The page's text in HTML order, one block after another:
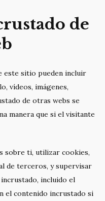
de
este sitio pueden incluir
vídeos, imágenes,
de otras webs se
manera que si el visitante
sobre ti, utilizar cookies,
de terceros, y supervisar
incluido el
el contenido incrustado si